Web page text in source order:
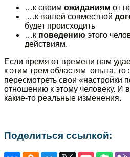
…к своим ожиданиям от
…к вашей совместной
будет происходить
…к поведению этого
действиям.
Если время от времени нам
к этим трем областям опыта, то
пересмотреть свои «настройки
отношению к этому человеку. И
какие-то реальные изменения.
Поделиться ссылкой: